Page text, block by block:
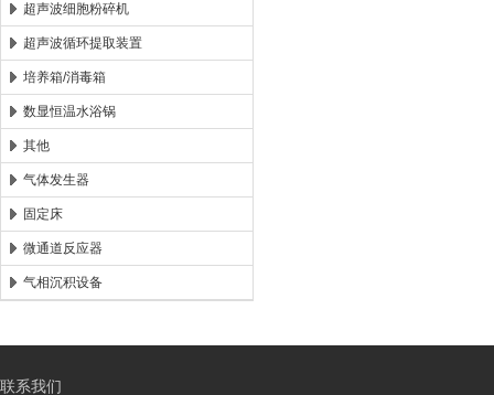
超声波细胞粉碎机
超声波循环提取装置
培养箱/消毒箱
数显恒温水浴锅
其他
气体发生器
固定床
微通道反应器
气相沉积设备
联系我们